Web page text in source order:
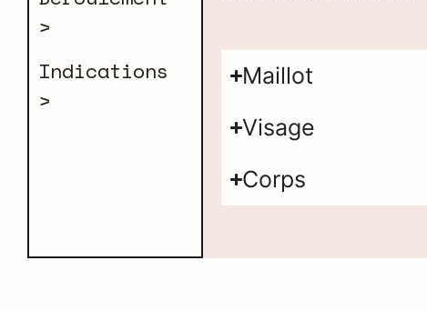
>
Indications
>
Maillot
Visage
Corps